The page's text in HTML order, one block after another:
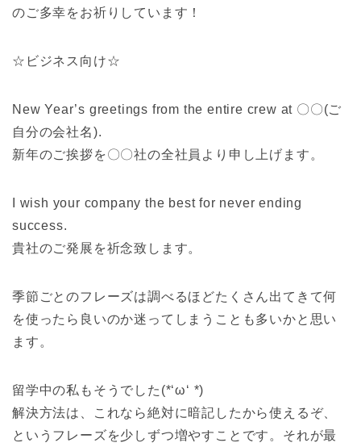
のご多幸をお祈りしています！
☆ビジネス向け☆
New Year’s greetings from the entire crew at 〇〇(ご
自分の会社名).
新年のご挨拶を〇〇社の全社員より申し上げます。
I wish your company the best for never ending
success.
貴社のご発展を祈念致します。
季節ごとのフレーズは調べるほどたくさん出てきて何
を使ったら良いのか迷ってしまうことも多いかと思い
ます。
留学中の私もそうでした(*‘ω‘ *)
解決方法は、これなら絶対に暗記したから使えるぞ、
というフレーズを少しずつ増やすことです。それが最